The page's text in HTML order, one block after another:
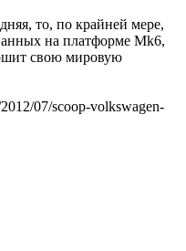
то, по крайней мере,
на платформе Mk6,
свою мировую
07/scoop-volkswagen-